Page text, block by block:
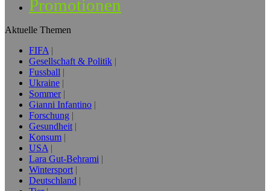
Promotionen
Aktuelle Themen
FIFA
Gesellschaft & Politik
Fussball
Ukraine
Sommer
Gianni Infantino
Forschung
Gesundheit
Konsum
USA
Lara Gut-Behrami
Wintersport
Deutschland